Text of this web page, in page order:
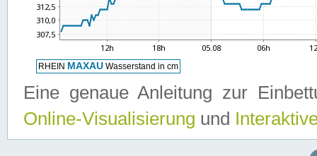
Eine genaue Anleitung zur
Online-Visualisierung und